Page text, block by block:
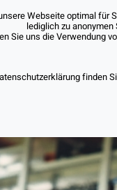
Webseite optimal für
lediglich zu
Sie uns die Verwendung
finden